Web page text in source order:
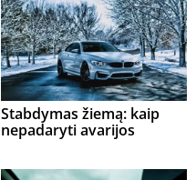
Stabdymas žiemą: kaip
nepadaryti avarijos